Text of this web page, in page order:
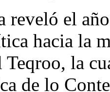
reveló el
hacia la
Teqroo, la
de lo